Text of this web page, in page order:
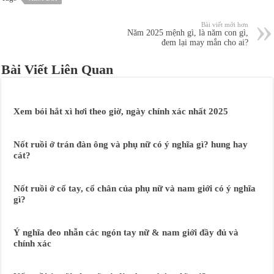
Bài viết mới hơn
Năm 2025 mệnh gì, là năm con gì,
đem lại may mắn cho ai?
Bài Viết Liên Quan
Xem bói hắt xì hơi theo giờ, ngày chính xác nhất 2025
Nốt ruồi ở trán đàn ông và phụ nữ có ý nghĩa gì? hung hay
cát?
Nốt ruồi ở cổ tay, cổ chân của phụ nữ và nam giới có ý nghĩa
gì?
Ý nghĩa đeo nhẫn các ngón tay nữ & nam giới đầy đủ và
chính xác